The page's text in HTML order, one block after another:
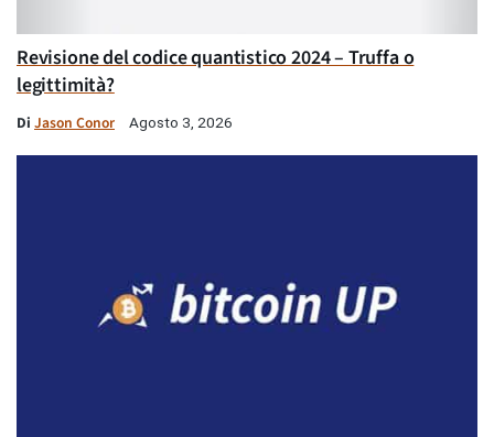
Revisione del codice quantistico 2024 – Truffa o
legittimità?
Di Jason Conor Agosto 3, 2026